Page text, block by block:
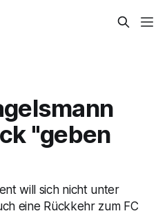
"geben
will sich nicht unter
eine Rückkehr zum FC